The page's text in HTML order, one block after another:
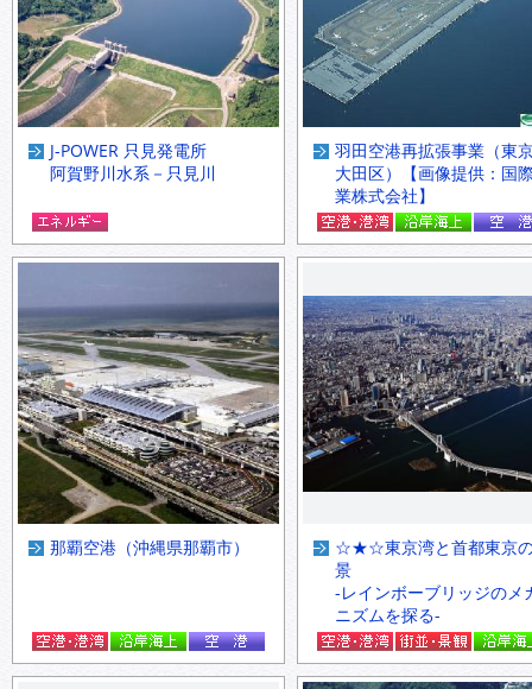
J-POWER 只見発電所
阿賀野川水系－只見川
羽田空港再拡張事業（東
大田区）【画像提供：国
業株式会社】
那覇空港（沖縄県那覇市）
☆★☆東京湾と首都東京
景
-レインボーブリッジのメ
ニズムを探る-